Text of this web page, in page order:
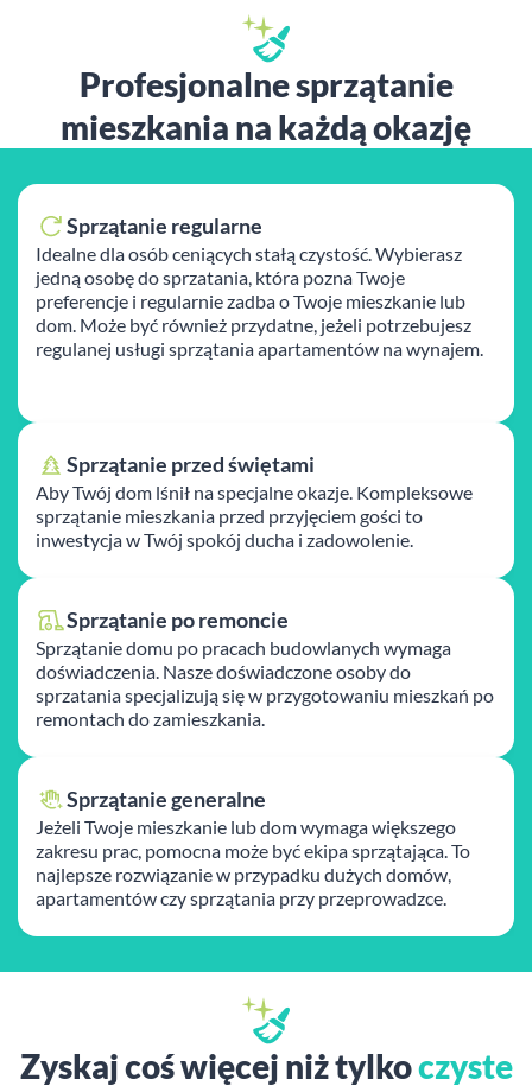
Profesjonalne sprzątanie
mieszkania na każdą okazję
Sprzątanie regularne
Idealne dla osób ceniących stałą czystość. Wybierasz
jedną osobę do sprzatania, która pozna Twoje
preferencje i regularnie zadba o Twoje mieszkanie lub
dom. Może być również przydatne, jeżeli potrzebujesz
regulanej usługi sprzątania apartamentów na wynajem.
Sprzątanie przed świętami
Aby Twój dom lśnił na specjalne okazje. Kompleksowe
sprzątanie mieszkania przed przyjęciem gości to
inwestycja w Twój spokój ducha i zadowolenie.
Sprzątanie po remoncie
Sprzątanie domu po pracach budowlanych wymaga
doświadczenia. Nasze doświadczone osoby do
sprzatania specjalizują się w przygotowaniu mieszkań po
remontach do zamieszkania.
Sprzątanie generalne
Jeżeli Twoje mieszkanie lub dom wymaga większego
zakresu prac, pomocna może być ekipa sprzątająca. To
najlepsze rozwiązanie w przypadku dużych domów,
apartamentów czy sprzątania przy przeprowadzce.
Zyskaj coś więcej niż tylkoczyste